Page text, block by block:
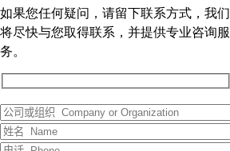
如果您任何疑问，请留下联系方式，我们
将尽快与您取得联系，并提供专业咨询服
务。